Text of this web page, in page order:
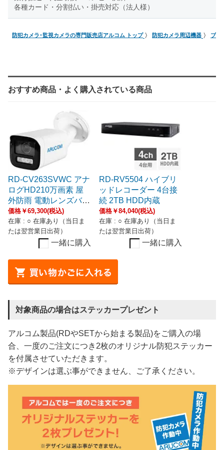
各種カード・分割払い・掛売対応（法人様）
防犯カメラ･監視カメラの専門販売店アルコム トップ 防犯カメラ周辺機器 ブラ
おすすめ商品・よく購入されている商品
RD-CV263SVWC アナ
ログHD210万画素 屋
外防雨 電動レンズバレ
ットカメラ
価格￥69,300(税込)
在庫 : ○ 在庫あり（当日ま
たは翌営業日出荷）
一緒に購入
RD-RV5504 ハイブリ
ッドレコーダー 4台接
続 2TB HDD内蔵
価格￥84,040(税込)
在庫 : ○ 在庫あり（当日ま
たは翌営業日出荷）
一緒に購入
対象商品の場合はステッカープレゼント
アルコム製品(RDやSETから始まる製品)をご購入の場
合、一度のご注文につき2枚のオリジナル防犯ステッカー
を付属させていただきます。
※デザインは選ぶ事ができません、ご了承ください。